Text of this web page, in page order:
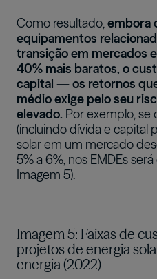
Como resultado,embora
equipamentos
transição em mercados
40% mais baratos, o
capital — os retornos
médio exige pelo seu
elevado. Por exemplo, se
(incluindo dívida e capital
solar em um mercado
5% a 6%, nos EMDEs
Imagem 5).
Imagem 5: Faixas de
projetos de energia
energia (2022)